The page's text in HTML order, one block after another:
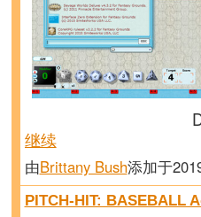
继续
由Brittany Bush添加于
PITCH-HIT: BASEBALL